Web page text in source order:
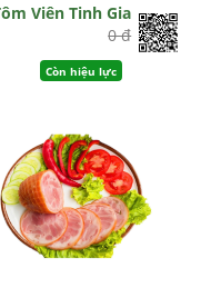
Viên Tinh Gia
0 đ
Còn hiệu lực